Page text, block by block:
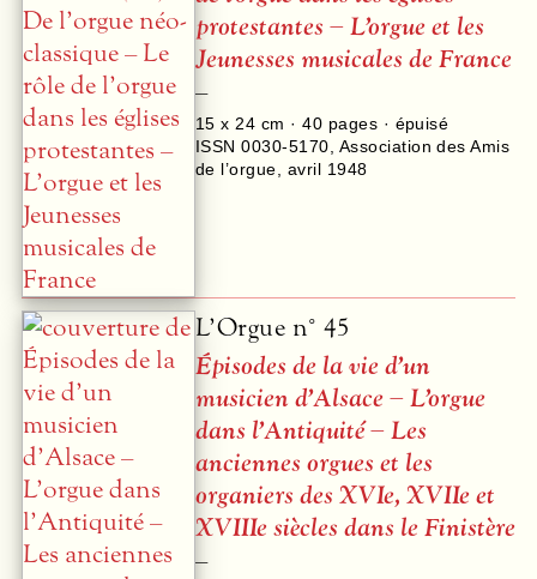
protestantes – L’orgue et les
Jeunesses musicales de France
–
15 x 24 cm ·40 pages · épuisé
ISSN 0030-5170 Association des Amis
de l’orgue
avril 1948
L’Orgue n° 45
Épisodes de la vie d’un
musicien d’Alsace – L’orgue
dans l’Antiquité – Les
anciennes orgues et les
organiers des XVIe, XVIIe et
XVIIIe siècles dans le Finistère
–